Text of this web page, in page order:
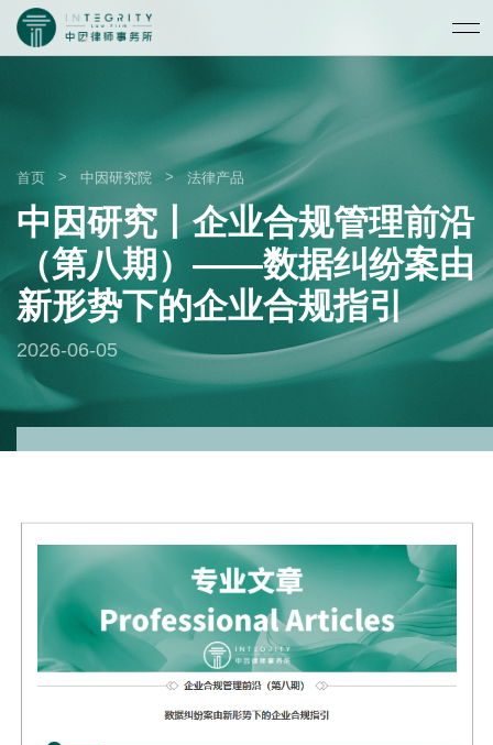
首页 > 中因研究院 > 法律产品
中因研究丨企业合规管理前沿
（第八期）——数据纠纷案由
新形势下的企业合规指引
2026-06-05